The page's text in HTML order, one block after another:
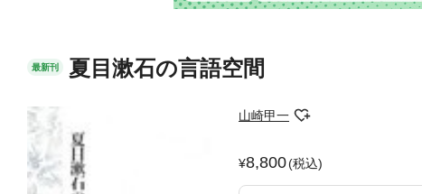
最新刊 夏目漱石の言語空間
山崎甲一
8,800(税込)